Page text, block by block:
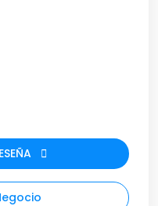
y resistentes,
llevar todo lo que
y segura. Haz tu